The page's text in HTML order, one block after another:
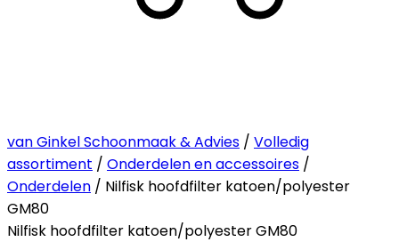
van Ginkel Schoonmaak & Advies / Volledig
assortiment / Onderdelen en accessoires /
Onderdelen / Nilfisk hoofdfilter katoen/polyester
GM80
Nilfisk hoofdfilter katoen/polyester GM80